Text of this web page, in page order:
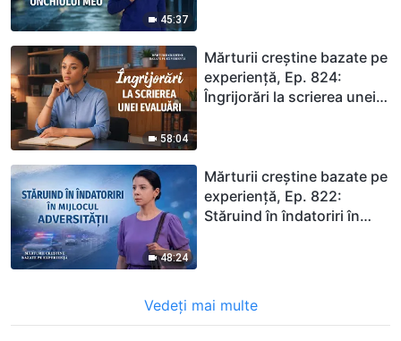
45:37
58:04
Mărturii creștine bazate pe
experiență, Ep. 824:
Îngrijorări la scrierea unei
48:24
Mărturii creștine bazate pe
experiență, Ep. 822:
Stăruind în îndatoriri în
Vedeți mai multe